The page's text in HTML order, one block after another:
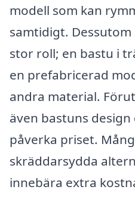
modell som kan
samtidigt.
stor roll; en bastu i
en prefabricerad
andra material.
även bastuns
påverka priset.
skräddarsydda
innebära extra